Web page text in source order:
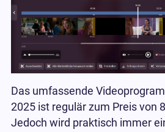
Das umfassende
2025 ist regulär zum Preis von
Jedoch wird praktisch immer